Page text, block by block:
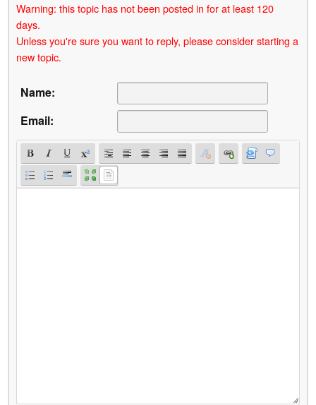
Warning: this topic has not been posted in for at least 120
days.
Unless you're sure you want to reply, please consider starting a
new topic.
Name:
Email: